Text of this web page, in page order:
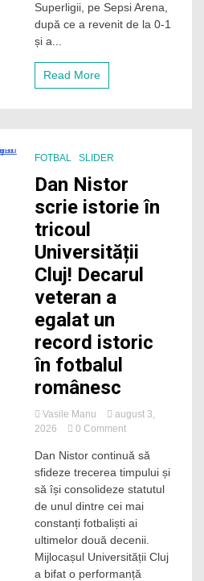
a
întors
teren
propriu
Superligii, pe Sepsi Arena,
după ce a revenit de la 0-1
și a...
Read More
FOTBAL SLIDER
Dan Nistor
scrie istorie în
tricoul
Universității
Cluj! Decarul
veteran a
egalat un
record istoric
în fotbalul
românesc
Vasile Manu
august 3,
2026
0 Commenton
Nistor
scrie
istorie
Universității
Cluj!
Decarul
veteran
Dan Nistor continuă să
sfideze trecerea timpului și
să își consolideze statutul
de unul dintre cei mai
constanți fotbaliști ai
ultimelor două decenii.
Mijlocașul Universității Cluj
a bifat o performanță